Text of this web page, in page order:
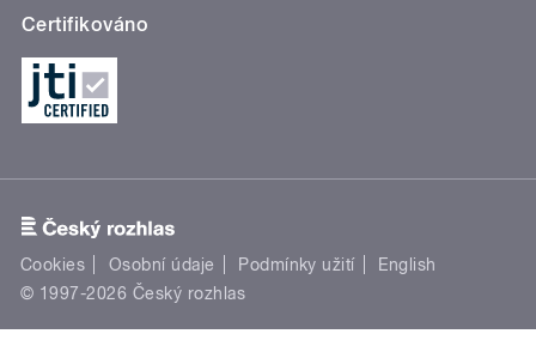
Certifikováno
Cookies Osobní údaje Podmínky užití
English
© 1997-2026 Český rozhlas